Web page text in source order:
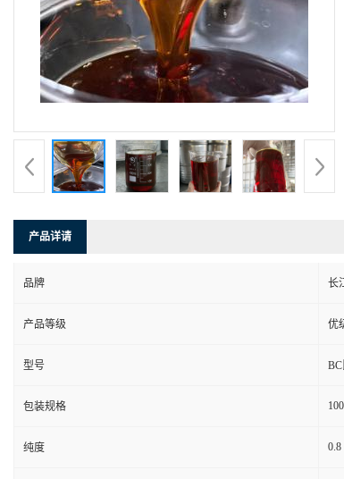
产品详请
品牌 长
产品等级 优
型号
包装规格
纯度 0.8